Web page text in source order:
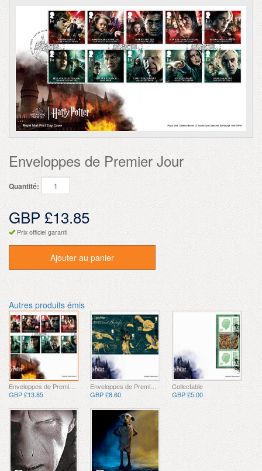
Enveloppes de Premier Jour
Quantité:
GBP £13.85
Prix officiel garanti
Ajouter au panier
Autres produits émis
GBP £13.85
Enveloppes de Premier Jour
GBP £8.60
Collectable
GBP £5.00